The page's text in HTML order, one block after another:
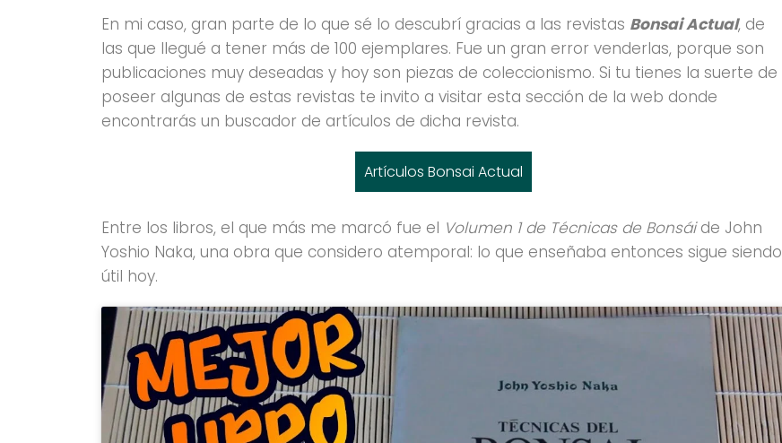
En mi caso, gran parte de lo que sé lo descubrí gracias a las revistas Bonsai Actual, de
las que llegué a tener más de 100 ejemplares. Fue un gran error venderlas, porque son
publicaciones muy deseadas y hoy son piezas de coleccionismo. Si tu tienes la suerte de
poseer algunas de estas revistas te invito a visitar esta sección de la web donde
encontrarás un buscador de artículos de dicha revista.
Artículos Bonsai Actual
Entre los libros, el que más me marcó fue el Volumen 1 de Técnicas de Bonsáide John
Yoshio Naka, una obra que considero atemporal: lo que enseñaba entonces sigue siendo
útil hoy.